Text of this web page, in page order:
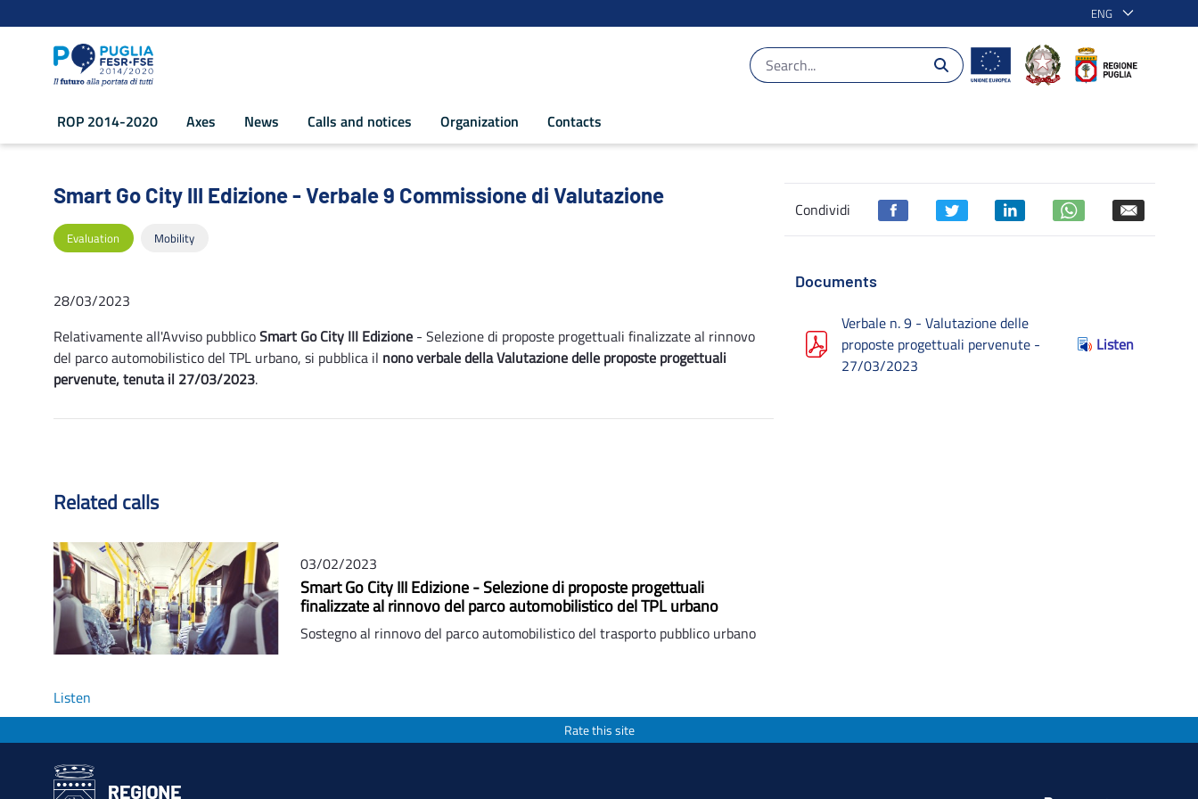
ENG
ROP 2014-2020 Axes News Calls and notices Organization Contacts
Smart Go City III Edizione - Verbale 9 Commissione di Valutazione - POR Puglia 2014-2020
Smart Go City III Edizione - Verbale 9 Commissione di Valutazione
Evaluation Mobility
28/03/2023
Relativamente all'Avviso pubblicoSmart Go City III Edizione - Selezione di proposte progettuali finalizzate al rinnovo
del parco automobilistico del TPL urbano, si pubblica il nono verbale della Valutazione delle proposte progettuali
pervenute, tenuta il 27/03/2023.
Condividi
Documents
Verbale n. 9 - Valutazione delle
proposte progettuali pervenute -
27/03/2023
Listen
Related calls
03/02/2023
Smart Go City III Edizione - Selezione di proposte progettuali
finalizzate al rinnovo del parco automobilistico del TPL urbano
Sostegno al rinnovo del parco automobilistico del trasporto pubblico urbano
Listen
Rate this site